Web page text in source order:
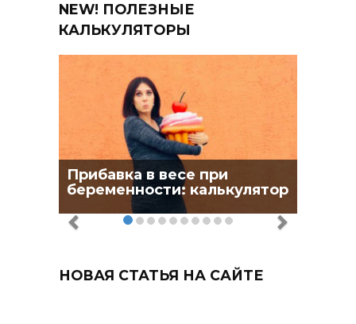
NEW! ПОЛЕЗНЫЕ
КАЛЬКУЛЯТОРЫ
Прибавка в весе при
беременности: калькулятор
НОВАЯ СТАТЬЯ НА САЙТЕ